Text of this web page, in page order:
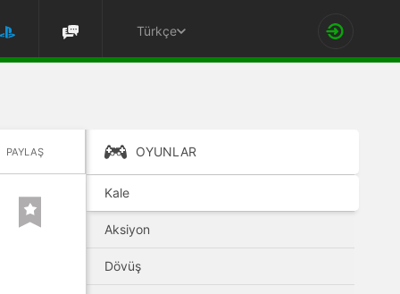
Türkçe
PAYLAŞ OYUNLAR
Kale
Aksiyon
Dövüş